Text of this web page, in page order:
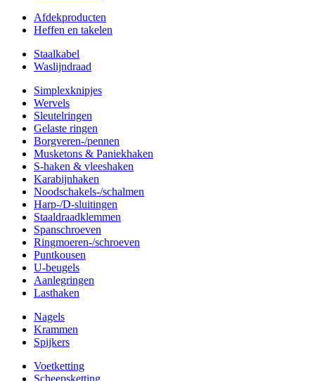
Afdekproducten
Heffen en takelen
Staalkabel
Waslijndraad
Simplexknipjes
Wervels
Sleutelringen
Gelaste ringen
Borgveren-/pennen
Musketons & Paniekhaken
S-haken & vleeshaken
Karabijnhaken
Noodschakels-/schalmen
Harp-/D-sluitingen
Staaldraadklemmen
Spanschroeven
Ringmoeren-/schroeven
Puntkousen
U-beugels
Aanlegringen
Lasthaken
Nagels
Krammen
Spijkers
Voetketting
Scheepsketting